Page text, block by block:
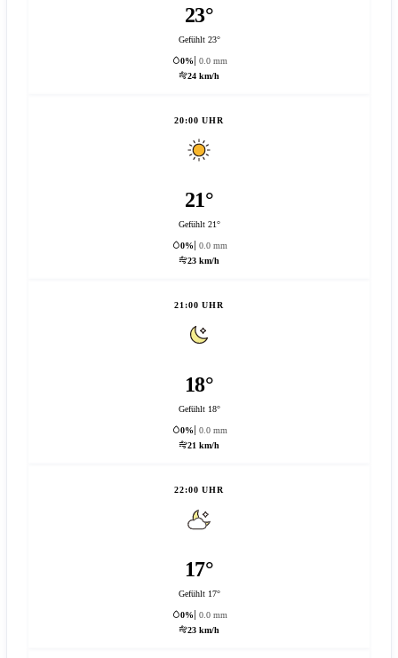
23°
Gefühlt 23°
0%
0.0 mm
24 km/h
20:00 UHR
21°
Gefühlt 21°
0%
0.0 mm
23 km/h
21:00 UHR
18°
Gefühlt 18°
0%
0.0 mm
21 km/h
22:00 UHR
17°
Gefühlt 17°
0%
0.0 mm
23 km/h